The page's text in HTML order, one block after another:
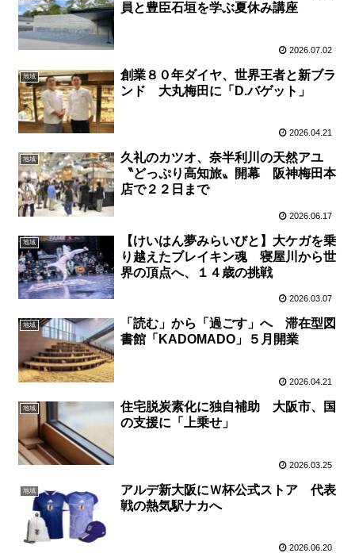
員と豊臣石垣を学ぶ夏休み講座
2026.07.02
地域
創業８０年ダイヤ、世界王者と新ブラ
ンド 大丸梅田に「D.バゲット」
2026.04.21
地域
久礼のカツオ、奈半利川の天然アユ
〝どっぷり高知旅〟開幕 阪神梅田本
店で２２日まで
2026.06.17
地域
【けいはん夢みらいびと】大ケガを乗
り越えたブレイキン魂 寝屋川から世
界の頂点へ、１４歳の挑戦
2026.03.07
地域
「読む」から「過ごす」へ 滞在型図
書館「KADOMADO」５月開業
2026.04.21
地域
住宅脱炭素化に独自補助 大阪市、国
の支援に「上乗せ」
2026.03.25
地域
アルデ新大阪にＷ杯公式ストア 代表
戦の熱気駅ナカへ
2026.06.20